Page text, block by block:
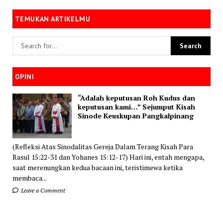
TEMUKAN ARTIKELMU
OPINI
“Adalah keputusan Roh Kudus dan
keputusan kami…” Sejumput Kisah
Sinode Keuskupan Pangkalpinang
(Refleksi Atas Sinodalitas Gereja Dalam Terang Kisah Para
Rasul 15:22-31 dan Yohanes 15:12-17) Hari ini, entah mengapa,
saat merenungkan kedua bacaan ini, teristimewa ketika
membaca...
Leave a Comment